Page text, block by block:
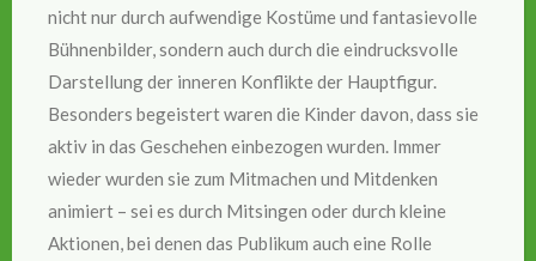
nicht nur durch aufwendige Kostüme und fantasievolle
Bühnenbilder, sondern auch durch die eindrucksvolle
Darstellung der inneren Konflikte der Hauptfigur.
Besonders begeistert waren die Kinder davon, dass sie
aktiv in das Geschehen einbezogen wurden. Immer
wieder wurden sie zum Mitmachen und Mitdenken
animiert – sei es durch Mitsingen oder durch kleine
Aktionen, bei denen das Publikum auch eine Rolle